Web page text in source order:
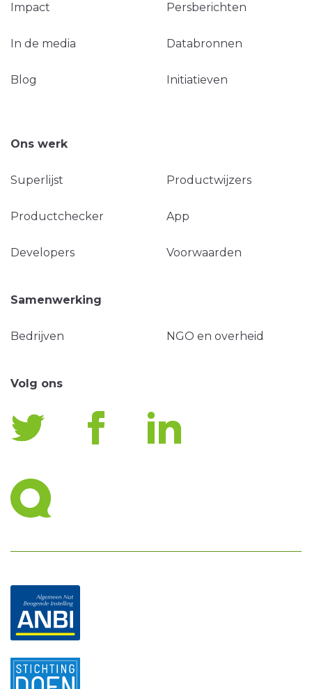
Impact Persberichten
In de media Databronnen
Blog Initiatieven
Ons werk
Superlijst Productwijzers
Productchecker App
Developers Voorwaarden
Samenwerking
Bedrijven NGO en overheid
Volg ons